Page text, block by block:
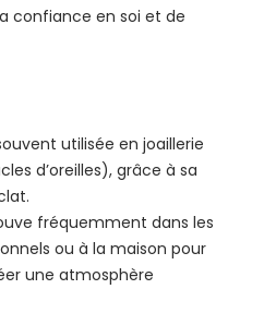
confiance en soi et de
utilisée en joaillerie
d’oreilles), grâce à sa
fréquemment dans les
ou à la maison pour
une atmosphère